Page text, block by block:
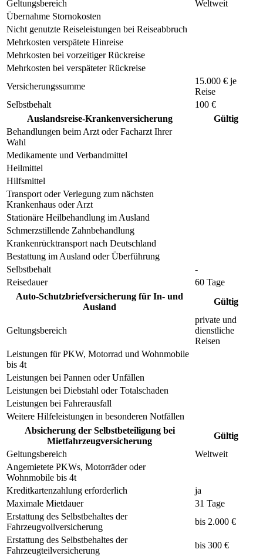
Geltungsbereich
Weltweit
Übernahme Stornokosten
Nicht genutzte Reiseleistungen bei Reiseabbruch
Mehrkosten verspätete Hinreise
Mehrkosten bei vorzeitiger Rückreise
Mehrkosten bei verspäteter Rückreise
Versicherungssumme
15.000 € je
Reise
Selbstbehalt
100 €
Auslandsreise-Krankenversicherung
Gültig
Behandlungen beim Arzt oder Facharzt Ihrer
Wahl
Medikamente und Verbandmittel
Heilmittel
Hilfsmittel
Transport oder Verlegung zum nächsten
Krankenhaus oder Arzt
Stationäre Heilbehandlung im Ausland
Schmerzstillende Zahnbehandlung
Krankenrücktransport nach Deutschland
Bestattung im Ausland oder Überführung
Selbstbehalt
-
Reisedauer
60 Tage
Auto-Schutzbriefversicherung für In- und
Ausland
Gültig
Geltungsbereich
private und
dienstliche
Reisen
Leistungen für PKW, Motorrad und Wohnmobile
bis 4t
Leistungen bei Pannen oder Unfällen
Leistungen bei Diebstahl oder Totalschaden
Leistungen bei Fahrerausfall
Weitere Hilfeleistungen in besonderen Notfällen
Absicherung der Selbstbeteiligung bei
Mietfahrzeugversicherung
Gültig
Geltungsbereich
Weltweit
Angemietete PKWs, Motorräder oder
Wohnmobile bis 4t
Kreditkartenzahlung erforderlich
ja
Maximale Mietdauer
31 Tage
Erstattung des Selbstbehaltes der
Fahrzeugvollversicherung
bis 2.000 €
Erstattung des Selbstbehaltes der
Fahrzeugteilversicherung
bis 300 €